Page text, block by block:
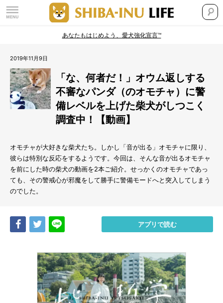
あなたもはじめよう、愛犬強化宣言™
2019年11月9日
「な、何者だ！」オウム返しする
不審なパンダ（のオモチャ）に警
備レベルを上げた柴犬がしつこく
調査中！【動画】
オモチャが大好きな柴犬たち。しかし「音が出る」オモチャに限り、
彼らは特別な反応をするようです。今回は、そんな音が出るオモチャ
を前にした時の柴犬の動画を2本ご紹介。せっかくのオモチャであっ
ても、その警戒心が邪魔をして勝手に警備モードへと突入してしまう
のでした。
Share Tweet アプリで読む